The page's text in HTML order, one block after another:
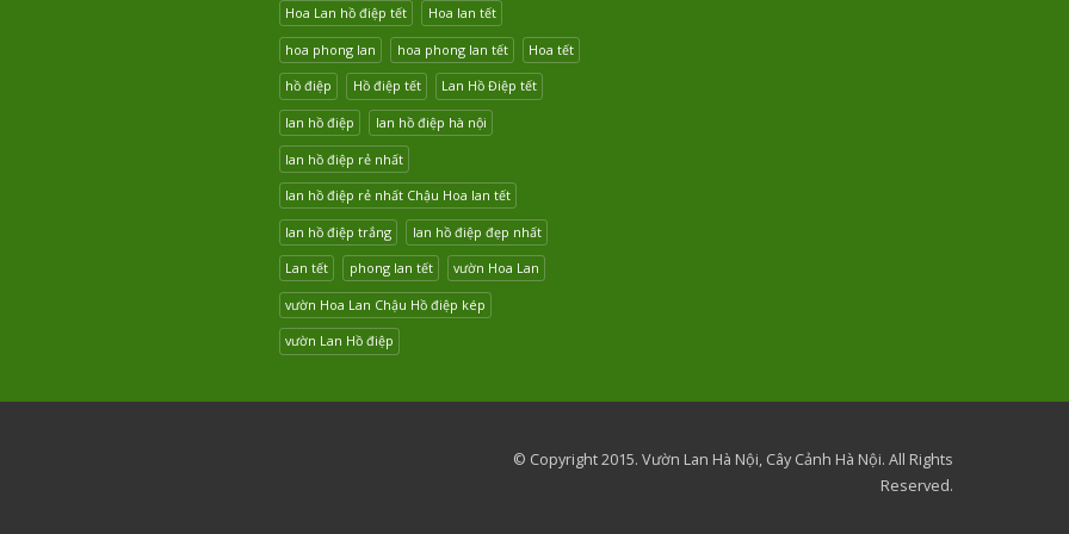
Hoa Lan hồ điệp tết Hoa lan tết
hoa phong lan hoa phong lan tết Hoa tết
hồ điệp Hồ điệp tết Lan Hồ Điệp tết
lan hồ điệp lan hồ điệp hà nội
lan hồ điệp rẻ nhất
lan hồ điệp rẻ nhất Chậu Hoa lan tết
lan hồ điệp trắng lan hồ điệp đẹp nhất
Lan tết phong lan tết vườn Hoa Lan
vườn Hoa Lan Chậu Hồ điệp kép
vườn Lan Hồ điệp
© Copyright 2015. Vườn Lan Hà Nội, Cây Cảnh Hà Nội. All Rights
Reserved.